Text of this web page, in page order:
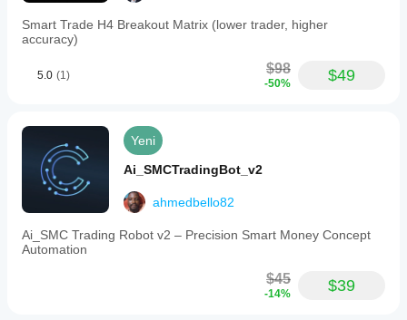
Smart Trade H4 Breakout Matrix (lower trader, higher
accuracy)
5.0 (1) $98
-50% $49
Yeni
Ai_SMCTradingBot_v2
ahmedbello82
Ai_SMC Trading Robot v2 – Precision Smart Money Concept
Automation
$45
-14% $39